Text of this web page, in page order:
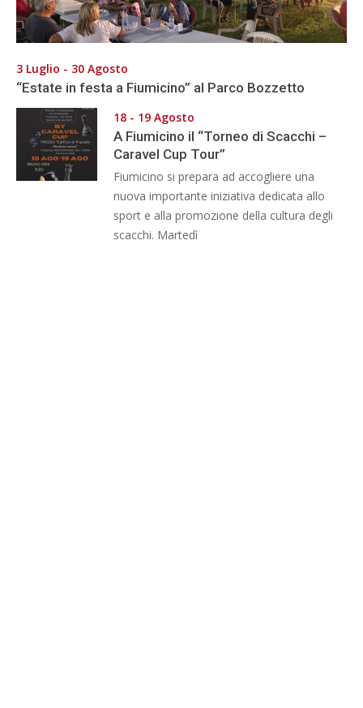
3 Luglio - 30 Agosto
“Estate in festa a Fiumicino” al Parco Bozzetto
18 - 19 Agosto
A Fiumicino il “Torneo di Scacchi –
Caravel Cup Tour”
Fiumicino si prepara ad accogliere una
nuova importante iniziativa dedicata allo
sport e alla promozione della cultura degli
scacchi. Martedì